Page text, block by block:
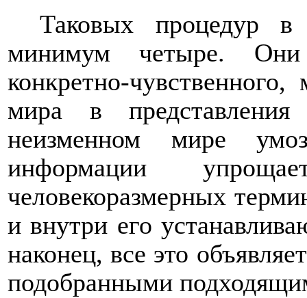
Таковых процедур в
минимум четыре. Они
конкретно-
мира в
неизменном мире
информации
человекоразмерных
и внутри его
наконец, все это
подобранными